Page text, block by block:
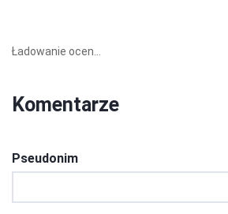
Ładowanie ocen...
Komentarze
Pseudonim